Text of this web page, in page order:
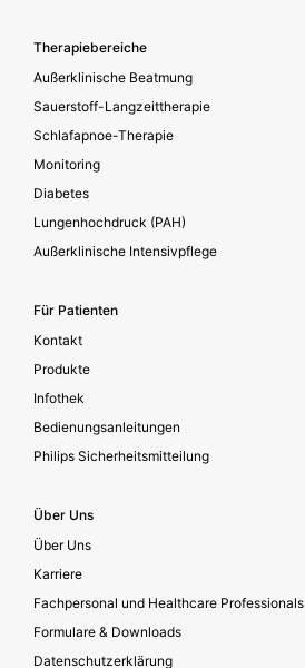
Footer secondary
Therapiebereiche
Außerklinische Beatmung
Sauerstoff-Langzeittherapie
Schlafapnoe-Therapie
Monitoring
Diabetes
Lungenhochdruck (PAH)
Außerklinische Intensivpflege
Für Patienten
Kontakt
Produkte
Infothek
Bedienungsanleitungen
Philips Sicherheitsmitteilung
Über Uns
Über Uns
Karriere
Fachpersonal und Healthcare Professionals
Formulare & Downloads
Datenschutzerklärung